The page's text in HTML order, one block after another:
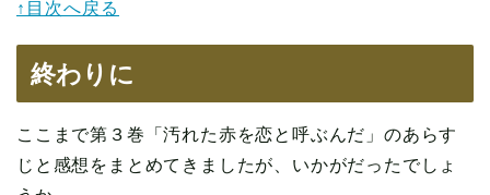
↑目次へ戻る
終わりに
ここまで第３巻「汚れた赤を恋と呼ぶんだ」のあらす
じと感想をまとめてきましたが、いかがだったでしょ